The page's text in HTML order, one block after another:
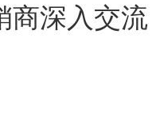
商深入交